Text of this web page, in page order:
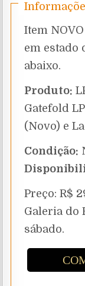
Item
em estado
abaixo.
Produto:
Gatefold
(Novo) e
Condição:
Preço: R$
Galeria do
sábado.